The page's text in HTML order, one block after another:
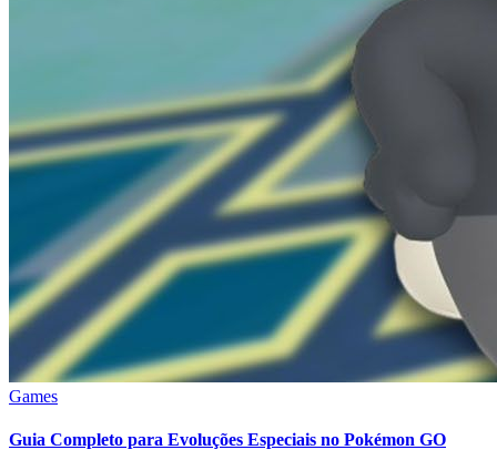
Games
Guia Completo para Evoluções Especiais no Pokémon GO